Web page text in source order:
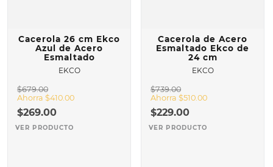
Cacerola 26 cm Ekco
Azul de Acero
Esmaltado
EKCO
$679.00
Ahorra $410.00
$269.00
VER PRODUCTO
Cacerola de Acero
Esmaltado Ekco de
24 cm
EKCO
$739.00
Ahorra $510.00
$229.00
VER PRODUCTO